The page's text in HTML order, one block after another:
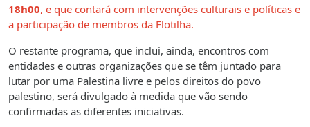
18h00, e que contará com intervenções culturais e políticas e
a participação de membros da Flotilha.
O restante programa, que inclui, ainda, encontros com
entidades e outras organizações que se têm juntado para
lutar por uma Palestina livre e pelos direitos do povo
palestino, será divulgado à medida que vão sendo
confirmadas as diferentes iniciativas.